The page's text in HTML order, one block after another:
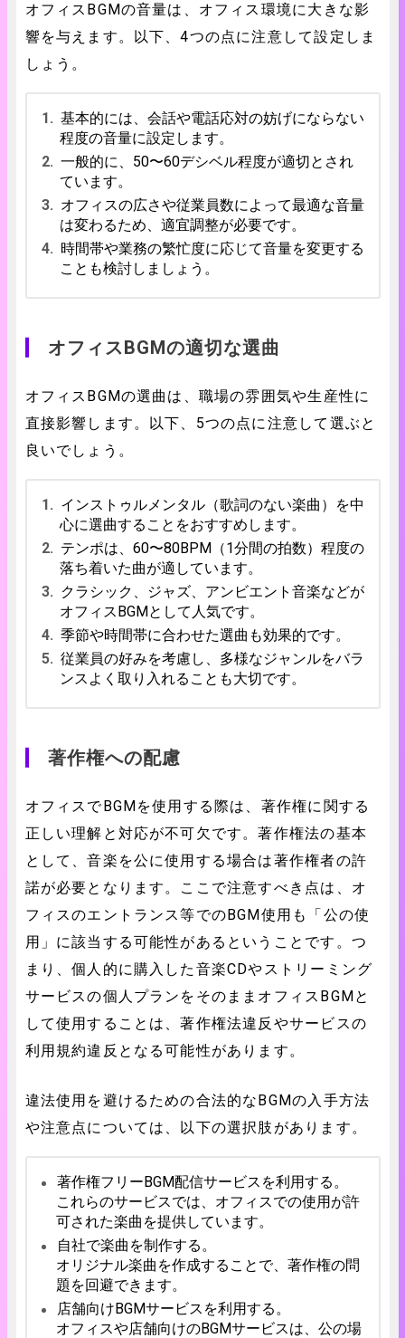
オフィスBGMの音量は、オフィス環境に大きな影
響を与えます。以下、4つの点に注意して設定しま
しょう。
基本的には、会話や電話応対の妨げにならない
程度の音量に設定します。
一般的に、50〜60デシベル程度が適切とされ
ています。
オフィスの広さや従業員数によって最適な音量
は変わるため、適宜調整が必要です。
時間帯や業務の繁忙度に応じて音量を変更する
ことも検討しましょう。
オフィスBGMの適切な選曲
オフィスBGMの選曲は、職場の雰囲気や生産性に
直接影響します。以下、5つの点に注意して選ぶと
良いでしょう。
インストゥルメンタル（歌詞のない楽曲）を中
心に選曲することをおすすめします。
テンポは、60〜80BPM（1分間の拍数）程度の
落ち着いた曲が適しています。
クラシック、ジャズ、アンビエント音楽などが
オフィスBGMとして人気です。
季節や時間帯に合わせた選曲も効果的です。
従業員の好みを考慮し、多様なジャンルをバラ
ンスよく取り入れることも大切です。
著作権への配慮
オフィスでBGMを使用する際は、著作権に関する
正しい理解と対応が不可欠です。著作権法の基本
として、音楽を公に使用する場合は著作権者の許
諾が必要となります。ここで注意すべき点は、オ
フィスのエントランス等でのBGM使用も「公の使
用」に該当する可能性があるということです。つ
まり、個人的に購入した音楽CDやストリーミング
サービスの個人プランをそのままオフィスBGMと
して使用することは、著作権法違反やサービスの
利用規約違反となる可能性があります。
違法使用を避けるための合法的なBGMの入手方法
や注意点については、以下の選択肢があります。
著作権フリーBGM配信サービスを利用する。
これらのサービスでは、オフィスでの使用が許
可された楽曲を提供しています。
自社で楽曲を制作する。
オリジナル楽曲を作成することで、著作権の問
題を回避できます。
店舗向けBGMサービスを利用する。
オフィスや店舗向けのBGMサービスは、公の場